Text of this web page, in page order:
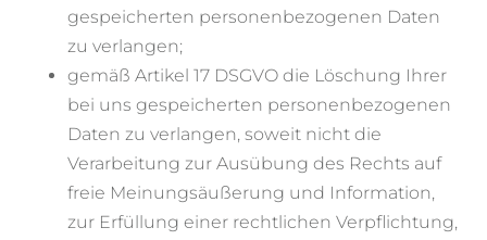
gespeicherten personenbezogenen Daten
zu verlangen;
gemäß Artikel 17 DSGVO die Löschung Ihrer
bei uns gespeicherten personenbezogenen
Daten zu verlangen, soweit nicht die
Verarbeitung zur Ausübung des Rechts auf
freie Meinungsäußerung und Information,
zur Erfüllung einer rechtlichen Verpflichtung,